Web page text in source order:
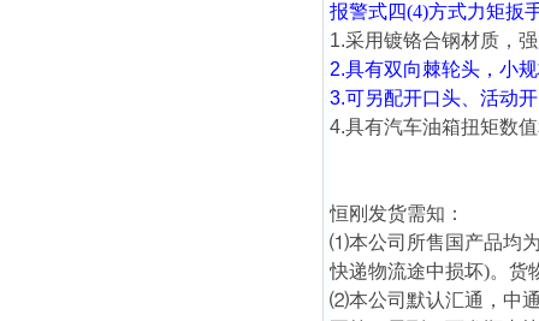
报警式四(4)方式力矩扳
1.采用镀铬合钢材质，
2.具有双向棘轮头，小
3.可另配开口头、活动
4.具有汽车油箱扭矩数
恒刚发货需知：
⑴本公司所售国产品均
快递物流途中损坏)。货
⑵本公司默认汇通，中